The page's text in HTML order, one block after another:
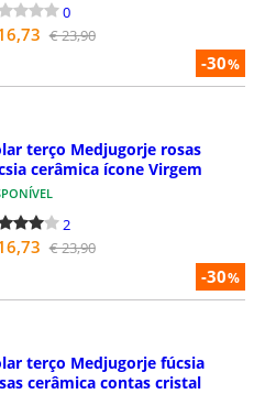
-30%
0
€ 23,90
-30%
terço Medjugorje rosas
cerâmica ícone Virgem
2
€ 23,90
terço Medjugorje fúcsia
cerâmica contas cristal